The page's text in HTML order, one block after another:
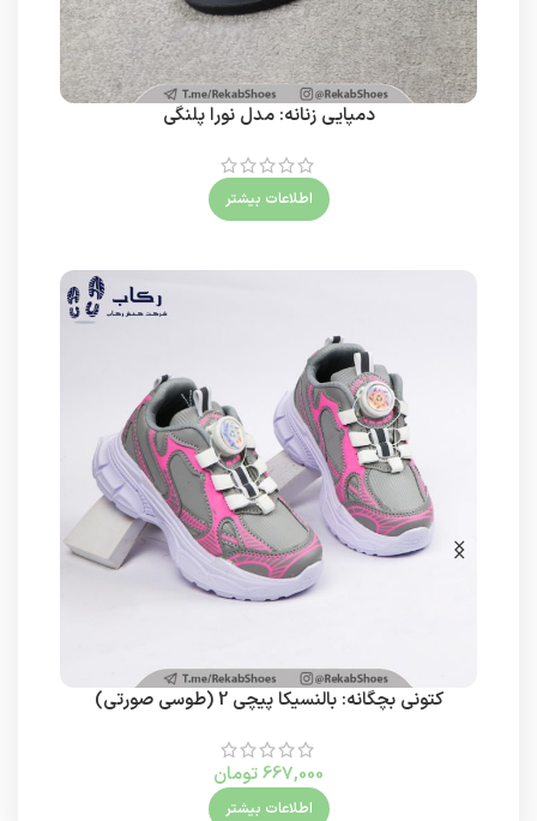
دمپایی زنانه: مدل نورا پلنگی
اطلاعات بیشتر
کتونی بچگانه: بالنسیکا پیچی 2 (طوسی صورتی)
667,000تومان
اطلاعات بیشتر